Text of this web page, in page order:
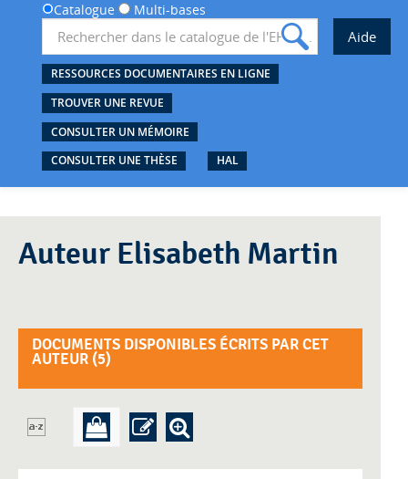
Catalogue Multi-bases
RESSOURCES DOCUMENTAIRES EN LIGNE
TROUVER UNE REVUE
CONSULTER UN MÉMOIRE
CONSULTER UNE THÈSE
HAL
Auteur Elisabeth Martin
DOCUMENTS DISPONIBLES ÉCRITS PAR CET
AUTEUR (5)